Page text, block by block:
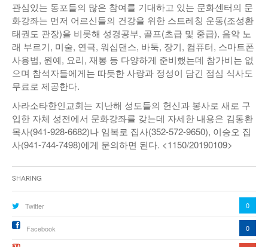
낚시/비치
골프
관심있는 동포들의 많은 참여를 기대하고 있는 문화센터의 문
화강좌는 먼저 어르신들의 건강을 위한 스트레칭 운동(조성환
태권도 관장)을 비롯해 성경공부, 골프(초급 및 중급), 음악 노
래 부르기, 미술, 연극, 워십댄스, 바둑, 장기, 컴퓨터, 스마트폰
사용법, 원예, 요리, 재봉 등 다양하게 준비했는데 참가비는 없
으며 참석자들에게는 따듯한 사랑과 정성이 담긴 점심 식사도
무료로 제공한다.
사라소타한인교회는 지난해 성도들의 헌신과 봉사로 새로 구
입한 자체 성전에서 문화강좌를 갖는데 자세한 내용은 김동환
목사(941-928-6682)나 임복로 집사(352-572-9650), 이승오 집
사(941-744-7498)에게 문의하면 된다. <1150/20190109>
Sharing
Twitter 0
Facebook 0